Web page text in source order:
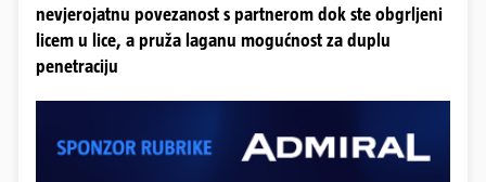
nevjerojatnu povezanost s partnerom dok ste obgrljeni
licem u lice, a pruža laganu mogućnost za duplu
penetraciju